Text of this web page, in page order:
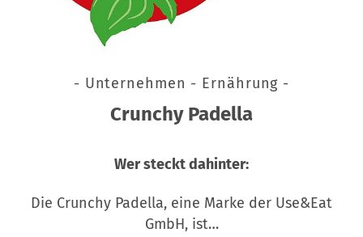
- Unternehmen - Ernährung -
Crunchy Padella
Wer steckt dahinter:
Die Crunchy Padella, eine Marke der Use&Eat
GmbH, ist…